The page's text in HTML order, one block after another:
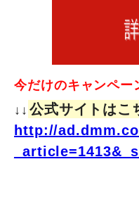
今だけのキャンペー
↓↓ 公式サイトはこ
http://